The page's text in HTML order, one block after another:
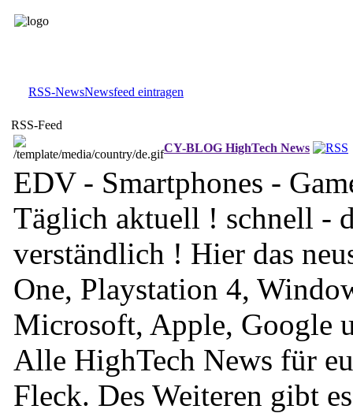
RSS-NewsNewsfeed eintragen
RSS-Feed
CY-BLOG HighTech News
EDV - Smartphones -
Täglich aktuell ! schnell -
verständlich ! Hier das
One, Playstation 4,
Microsoft, Apple, Google
Alle HighTech News für
Fleck. Des Weiteren gibt